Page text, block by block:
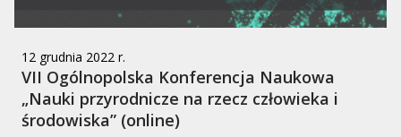
12 grudnia 2022 r.
VII Ogólnopolska Konferencja Naukowa
„Nauki przyrodnicze na rzecz człowieka i
środowiska” (online)